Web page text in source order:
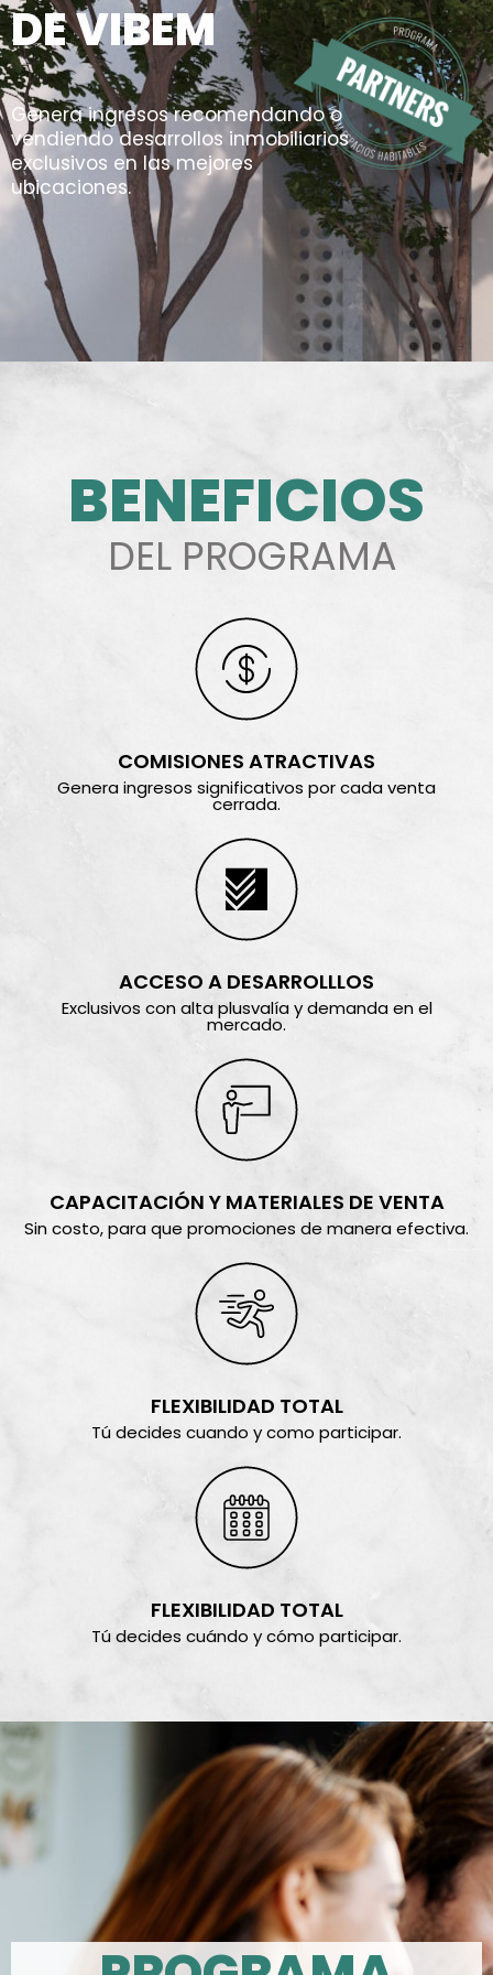
DE VIBEM
Genera ingresos recomendando o
vendiendo desarrollos inmobiliarios
exclusivos en las mejores
ubicaciones.
BENEFICIOS
DEL PROGRAMA
COMISIONES ATRACTIVAS
Genera ingresos significativos por cada venta
cerrada.
ACCESO A DESARROLLLOS
Exclusivos con alta plusvalía y demanda en el
mercado.
CAPACITACIÓN Y MATERIALES DE VENTA
Sin costo, para que promociones de manera efectiva.
FLEXIBILIDAD TOTAL
Tú decides cuando y como participar.
FLEXIBILIDAD TOTAL
Tú decides cuándo y cómo participar.